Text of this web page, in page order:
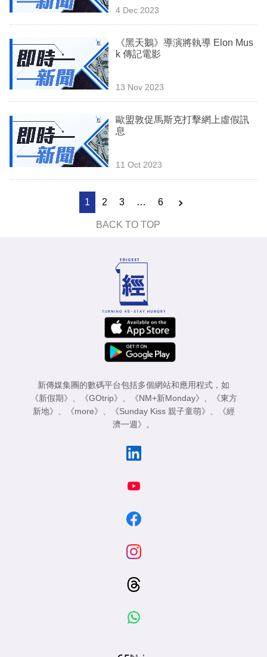
4 Dec 2023
《黑天鵝》導演將執導 Elon Mus
k 傳記電影
13 Nov 2023
歐盟敦促馬斯克打擊網上虛假訊
息
11 Oct 2023
1 2 3 … 6
BACK TO TOP
新傳媒集團的數碼平台包括多個網站和應用程式，如
《新假期》 、 《GOtrip》 、 《NM+新Monday》 、
《東方
新地》 、 《more》 、 《Sunday Kiss 親子童萌》 、
《經
濟一週》 。